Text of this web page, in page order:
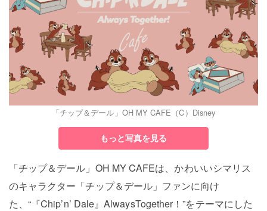
「チップ＆デール」OH MY CAFE（C）Disney
もっと写真を見る
「チップ＆デール」OH MY CAFEは、かわいいシマリス
のキャラクター「チップ＆デール」ファンに向け
た、“『Chip’n’ Dale』AlwaysTogether！”をテーマにした